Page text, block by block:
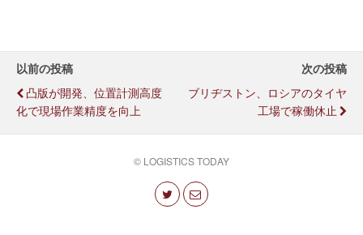
以前の投稿
凸版が開発、位置計測高度
化で現場作業精度を向上
次の投稿
ブリヂストン、ロシアのタイヤ
工場で稼働休止
© LOGISTICS TODAY